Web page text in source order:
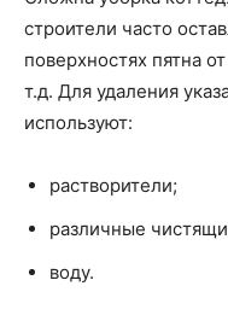
строители часто
поверхностях пятна
т.д. Для удаления
используют:
растворители;
различные
воду.